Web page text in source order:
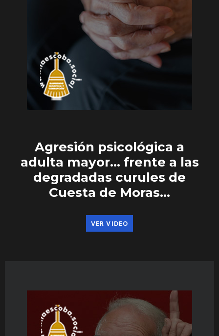
Agresión psicológica a
adulta mayor… frente a las
degradadas curules de
Cuesta de Moras…
VER VIDEO